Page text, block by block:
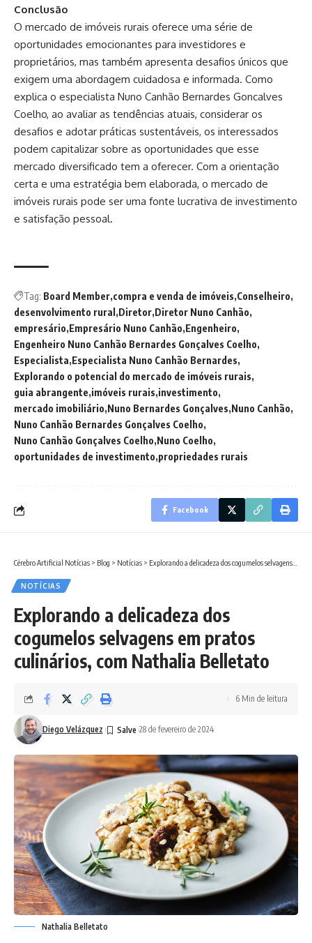
Conclusão
O mercado de imóveis rurais oferece uma série de
oportunidades emocionantes para investidores e
proprietários, mas também apresenta desafios únicos que
exigem uma abordagem cuidadosa e informada. Como
explica o especialista Nuno Canhão Bernardes Goncalves
Coelho, ao avaliar as tendências atuais, considerar os
desafios e adotar práticas sustentáveis, os interessados
podem capitalizar sobre as oportunidades que esse
mercado diversificado tem a oferecer. Com a orientação
certa e uma estratégia bem elaborada, o mercado de
imóveis rurais pode ser uma fonte lucrativa de investimento
e satisfação pessoal.
Tag: Board Member compra e venda de imóveis Conselheiro
desenvolvimento rural Diretor Diretor Nuno Canhão
empresário Empresário Nuno Canhão Engenheiro
Engenheiro Nuno Canhão Bernardes Gonçalves Coelho
Especialista Especialista Nuno Canhão Bernardes
Explorando o potencial do mercado de imóveis rurais
guia abrangente imóveis rurais investimento
mercado imobiliário Nuno Bernardes Gonçalves Nuno Canhão
Nuno Canhão Bernardes Gonçalves Coelho
Nuno Canhão Gonçalves Coelho Nuno Coelho
oportunidades de investimento propriedades rurais
Facebook
Cérebro Artificial Notícias > Blog > Notícias > Explorando a delicadeza dos cogumelos selvagens em pratos culinários, com Nathalia Belletato
NOTÍCIAS
Explorando a delicadeza dos
cogumelos selvagens em pratos
culinários, com Nathalia Belletato
Diego Velázquez 28 de fevereiro de 2024
6 Min de leitura
Nathalia Belletato